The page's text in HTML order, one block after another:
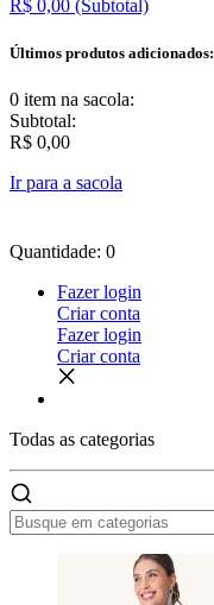
R$ 0,00 (Subtotal)
Últimos produtos adicionados:
0 item na sacola:
Subtotal:
R$ 0,00
Ir para a sacola
Quantidade: 0
Fazer login
Criar conta
Fazer login
Criar conta
Todas as categorias